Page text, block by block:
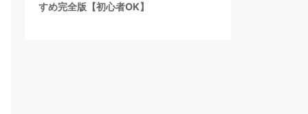
すめ完全版【初心者OK】